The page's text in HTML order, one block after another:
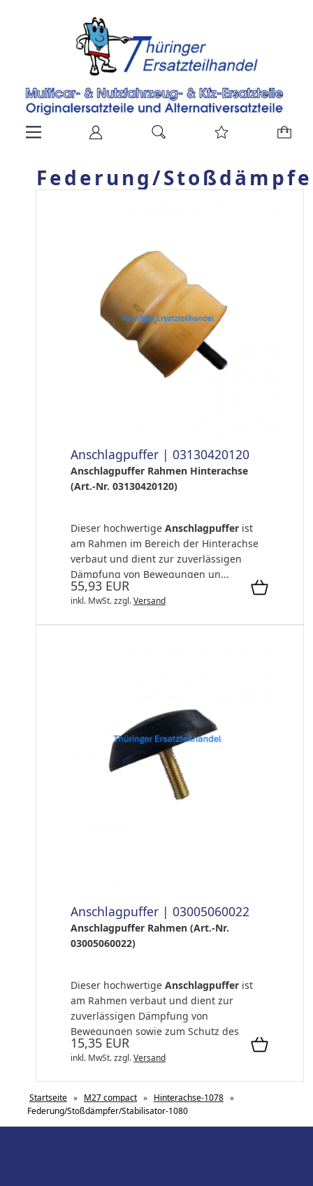
Federung/
Anschlagpuffer | 03130420120
Anschlagpuffer Rahmen Hinterachse
(Art.-Nr. 03130420120)
Dieser hochwertige Anschlagpuffer ist
am Rahmen im Bereich der Hinterachse
verbaut und dient zur zuverlässigen
Dämpfung von Bewegungen un...
55,93 EUR
inkl. MwSt.zzgl.Versand
Anschlagpuffer | 03005060022
Anschlagpuffer Rahmen (Art.-Nr.
03005060022)
Dieser hochwertige Anschlagpuffer ist
am Rahmen verbaut und dient zur
zuverlässigen Dämpfung von
Bewegungen sowie zum Schutz des
Fahrgestells und ang...
15,35 EUR
inkl. MwSt.zzgl.Versand
Startseite » M27 compact » Hinterachse-1078 »
Federung/Stoßdämpfer/Stabilisator-1080